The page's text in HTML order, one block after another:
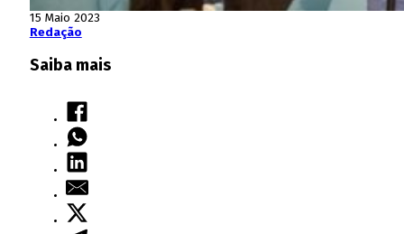
15 Maio 2023
Redação
Saiba mais